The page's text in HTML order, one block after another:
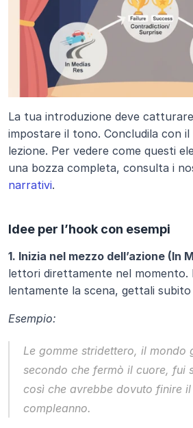
La tua introduzione deve
impostare il tono. Concludila con
lezione. Per vedere come questi
una bozza completa, consulta i
narrativi.
Idee per l’hook con esempi
1. Inizia nel mezzo dell’azione (In
lettori direttamente nel momento.
lentamente la scena, gettali subito
Esempio:
Le gomme stridettero, il mondo
secondo che fermò il cuore, fui
così che avrebbe dovuto finire
compleanno.